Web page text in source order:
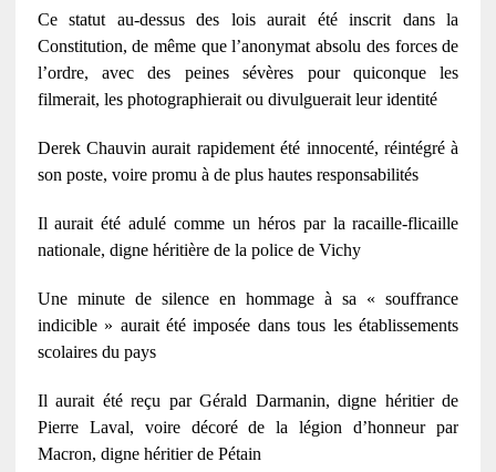
Ce statut au-dessus des lois aurait été inscrit dans la
Constitution, de même que l’anonymat absolu des forces de
l’ordre, avec des peines sévères pour quiconque les
filmerait, les photographierait ou divulguerait leur identité
Derek Chauvin aurait rapidement été innocenté, réintégré à
son poste, voire promu à de plus hautes responsabilités
Il aurait été adulé comme un héros par la racaille-flicaille
nationale, digne héritière de la police de Vichy
Une minute de silence en hommage à sa « souffrance
indicible » aurait été imposée dans tous les établissements
scolaires du pays
Il aurait été reçu par Gérald Darmanin, digne héritier de
Pierre Laval, voire décoré de la légion d’honneur par
Macron, digne héritier de Pétain